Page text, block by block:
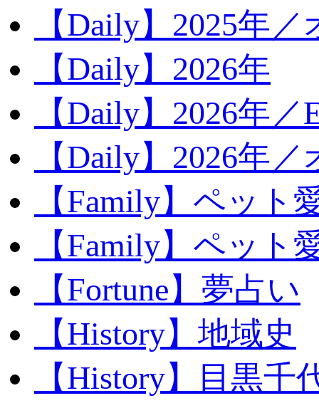
【Daily】2025年
【Daily】2026年
【Daily】2026年／
【Daily】2026年
【Family】ペット
【Family】ペット
【Fortune】夢占い
【History】地域史
【History】目黒千